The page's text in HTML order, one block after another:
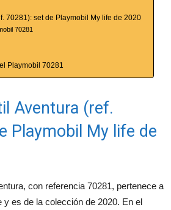
70281): set de Playmobil My life de 2020
70281
Playmobil 70281
Aventura (ref.
Playmobil My life de
con referencia 70281, pertenece a
y es de la colección de 2020. En el